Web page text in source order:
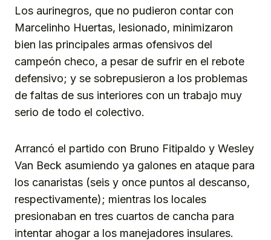
Los aurinegros, que no pudieron contar con
Marcelinho Huertas, lesionado, minimizaron
bien las principales armas ofensivos del
campeón checo, a pesar de sufrir en el rebote
defensivo; y se sobrepusieron a los problemas
de faltas de sus interiores con un trabajo muy
serio de todo el colectivo.
Arrancó el partido con Bruno Fitipaldo y Wesley
Van Beck asumiendo ya galones en ataque para
los canaristas (seis y once puntos al descanso,
respectivamente); mientras los locales
presionaban en tres cuartos de cancha para
intentar ahogar a los manejadores insulares.